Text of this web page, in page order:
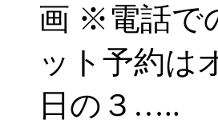
画 ※電話で
ット予約は
日の３…..